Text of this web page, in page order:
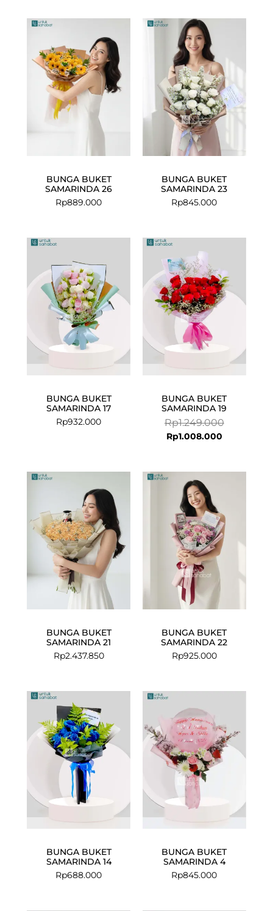
BUNGA BUKET
SAMARINDA 26
Rp889.000
BUNGA BUKET
SAMARINDA 23
Rp845.000
BUNGA BUKET
SAMARINDA 17
Rp932.000
BUNGA BUKET
SAMARINDA 19
Rp1.249.000
was:
Rp1.008.000
is:
BUNGA BUKET
SAMARINDA 21
Rp2.437.850
BUNGA BUKET
SAMARINDA 22
Rp925.000
BUNGA BUKET
SAMARINDA 14
Rp688.000
BUNGA BUKET
SAMARINDA 4
Rp845.000